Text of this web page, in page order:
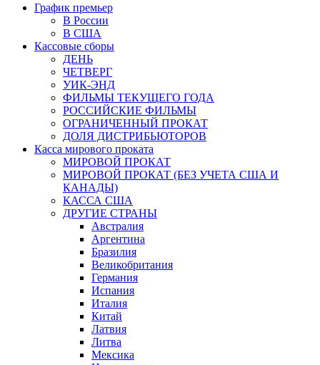
График премьер
В России
В США
Кассовые сборы
ДЕНЬ
ЧЕТВЕРГ
УИК-ЭНД
ФИЛЬМЫ ТЕКУЩЕГО ГОДА
РОССИЙСКИЕ ФИЛЬМЫ
ОГРАНИЧЕННЫЙ ПРОКАТ
ДОЛЯ ДИСТРИБЬЮТОРОВ
Касса мирового проката
МИРОВОЙ ПРОКАТ
МИРОВОЙ ПРОКАТ (БЕЗ УЧЕТА США И
КАНАДЫ)
КАССА США
ДРУГИЕ СТРАНЫ
Австралия
Аргентина
Бразилия
Великобритания
Германия
Испания
Италия
Китай
Латвия
Литва
Мексика